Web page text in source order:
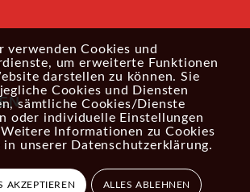
verwenden Cookies und
um erweiterte Funktionen
darstellen zu können. Sie
Cookies und Diensten
sämtliche Cookies/Dienste
oder individuelle Einstellungen
Informationen zu Cookies
in unserer Datenschutzerklärung.
AKZEPTIEREN ALLES ABLEHNEN